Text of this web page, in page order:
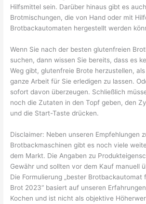
Hilfsmittel sein. Darüber hinaus gibt es
Brotmischungen, die von Hand oder mit
Brotbackautomaten hergestellt werden
Wenn Sie nach der besten glutenfreien
suchen, dann wissen Sie bereits, dass es
Weg gibt, glutenfreie Brote herzustellen,
ganze Arbeit für Sie erledigen zu lassen.
sofort davon überzeugen. Schließlich
noch die Zutaten in den Topf geben, den
und die Start-Taste drücken.
Disclaimer: Neben unseren Empfehlungen
Brotbackmaschinen gibt es noch viele
dem Markt. Die Angaben zu
Gewähr und sollten vor dem Kauf manuell
Die Formulierung „bester Brotbackautomat
Brot 2023“ basiert auf unseren
Kochen und ist nicht als objektive